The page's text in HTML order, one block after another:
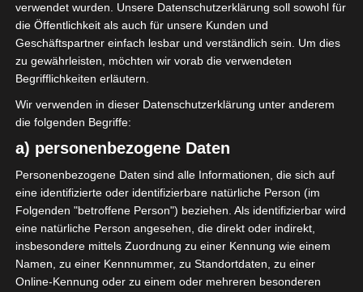
verwendet wurden. Unsere Datenschutzerklärung soll sowohl für
die Öffentlichkeit als auch für unsere Kunden und
Geschäftspartner einfach lesbar und verständlich sein. Um dies
zu gewährleisten, möchten wir vorab die verwendeten
Begrifflichkeiten erläutern.
Wir verwenden in dieser Datenschutzerklärung unter anderem
die folgenden Begriffe:
a) personenbezogene Daten
Personenbezogene Daten sind alle Informationen, die sich auf
eine identifizierte oder identifizierbare natürliche Person (im
Folgenden "betroffene Person") beziehen. Als identifizierbar wird
eine natürliche Person angesehen, die direkt oder indirekt,
insbesondere mittels Zuordnung zu einer Kennung wie einem
Namen, zu einer Kennnummer, zu Standortdaten, zu einer
Online-Kennung oder zu einem oder mehreren besonderen